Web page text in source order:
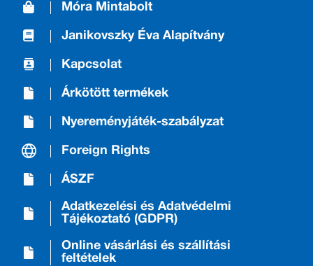
Móra Mintabolt
Janikovszky Éva Alapítvány
Kapcsolat
Árkötött termékek
Nyereményjáték-szabályzat
Foreign Rights
ÁSZF
Adatkezelési és Adatvédelmi
Tájékoztató (GDPR)
Online vásárlási és szállítási
feltételek